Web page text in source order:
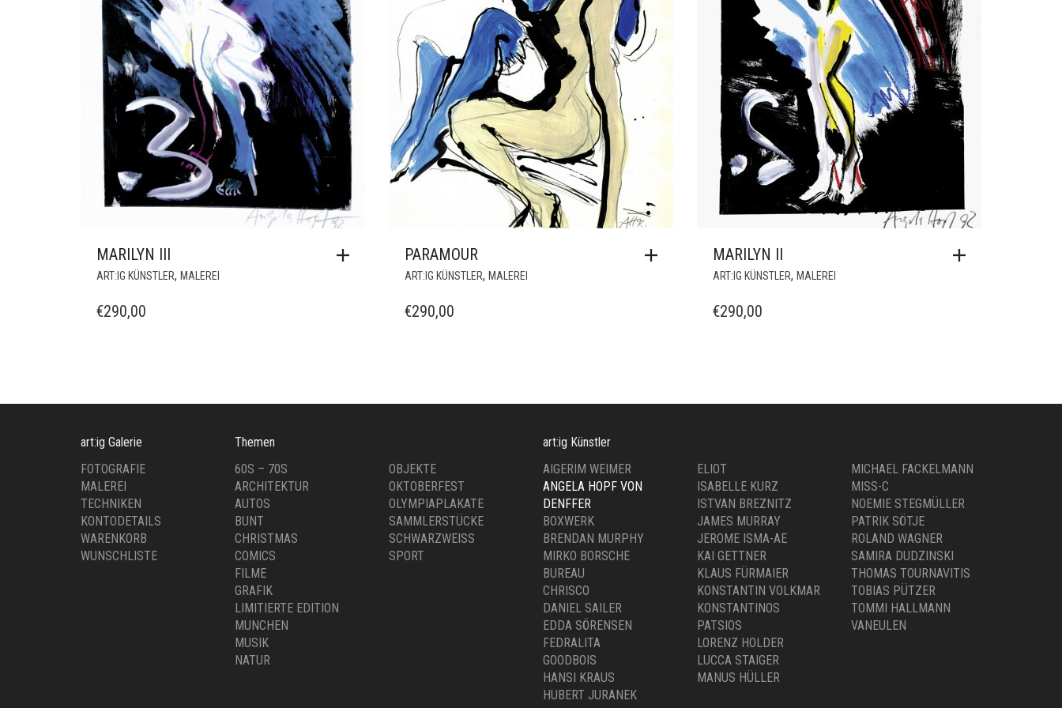
MARILYN III
ART:IG KÜNSTLER, MALEREI
€290,00
PARAMOUR
ART:IG KÜNSTLER, MALEREI
€290,00
MARILYN II
ART:IG KÜNSTLER, MALEREI
€290,00
art:ig Galerie
FOTOGRAFIE
MALEREI
TECHNIKEN
KONTODETAILS
WARENKORB
WUNSCHLISTE
Themen
60S – 70S
ARCHITEKTUR
AUTOS
BUNT
CHRISTMAS
COMICS
FILME
GRAFIK
LIMITIERTE EDITION
MUNCHEN
MUSIK
NATUR
OBJEKTE
OKTOBERFEST
OLYMPIAPLAKATE
SAMMLERSTÜCKE
SCHWARZWEISS
SPORT
art:ig Künstler
AIGERIM WEIMER
ANGELA HOPF VON
DENFFER
BOXWERK
BRENDAN MURPHY
MIRKO BORSCHE
BUREAU
CHRISCO
DANIEL SAILER
EDDA SÖRENSEN
FEDRALITA
GOODBOIS
HANSI KRAUS
HUBERT JURANEK
ELIOT
ISABELLE KURZ
ISTVAN BREZNITZ
JAMES MURRAY
JEROME ISMA-AE
KAI GETTNER
KLAUS FÜRMAIER
KONSTANTIN VOLKMAR
KONSTANTINOS
PATSIOS
LORENZ HOLDER
LUCCA STAIGER
MANUS HÜLLER
MICHAEL FACKELMANN
MISS-C
NOEMIE STEGMÜLLER
PATRIK SÖTJE
ROLAND WAGNER
SAMIRA DUDZINSKI
THOMAS TOURNAVITIS
TOBIAS PÜTZER
TOMMI HALLMANN
VANEULEN